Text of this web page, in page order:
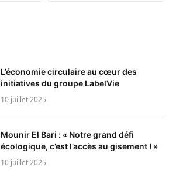
L’économie circulaire au cœur des
initiatives du groupe LabelVie
10 juillet 2025
Mounir El Bari : « Notre grand défi
écologique, c’est l’accès au gisement ! »
10 juillet 2025